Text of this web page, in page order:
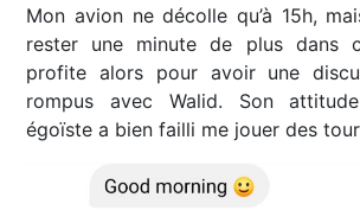
Mon avion ne décolle qu’à 15h,
rester une minute de plus dans
profite alors pour avoir une
rompus avec Walid. Son
égoïste a bien failli me jouer des